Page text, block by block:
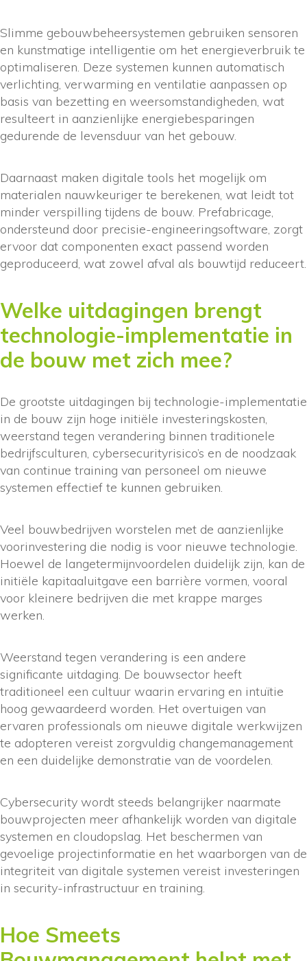
Slimme gebouwbeheersystemen gebruiken sensoren
en kunstmatige intelligentie om het energieverbruik te
optimaliseren. Deze systemen kunnen automatisch
verlichting, verwarming en ventilatie aanpassen op
basis van bezetting en weersomstandigheden, wat
resulteert in aanzienlijke energiebesparingen
gedurende de levensduur van het gebouw.
Daarnaast maken digitale tools het mogelijk om
materialen nauwkeuriger te berekenen, wat leidt tot
minder verspilling tijdens de bouw. Prefabricage,
ondersteund door precisie-engineeringsoftware, zorgt
ervoor dat componenten exact passend worden
geproduceerd, wat zowel afval als bouwtijd reduceert.
Welke uitdagingen brengt
technologie-implementatie in
de bouw met zich mee?
De grootste uitdagingen bij technologie-implementatie
in de bouw zijn hoge initiële investeringskosten,
weerstand tegen verandering binnen traditionele
bedrijfsculturen, cybersecurityrisico’s en de noodzaak
van continue training van personeel om nieuwe
systemen effectief te kunnen gebruiken.
Veel bouwbedrijven worstelen met de aanzienlijke
voorinvestering die nodig is voor nieuwe technologie.
Hoewel de langetermijnvoordelen duidelijk zijn, kan de
initiële kapitaaluitgave een barrière vormen, vooral
voor kleinere bedrijven die met krappe marges
werken.
Weerstand tegen verandering is een andere
significante uitdaging. De bouwsector heeft
traditioneel een cultuur waarin ervaring en intuïtie
hoog gewaardeerd worden. Het overtuigen van
ervaren professionals om nieuwe digitale werkwijzen
te adopteren vereist zorgvuldig changemanagement
en een duidelijke demonstratie van de voordelen.
Cybersecurity wordt steeds belangrijker naarmate
bouwprojecten meer afhankelijk worden van digitale
systemen en cloudopslag. Het beschermen van
gevoelige projectinformatie en het waarborgen van de
integriteit van digitale systemen vereist investeringen
in security-infrastructuur en training.
Hoe Smeets